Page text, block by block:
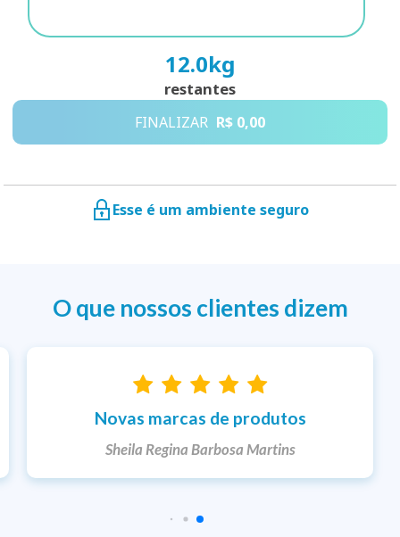
12.0kg
restantes
FINALIZAR R$ 0,00
Esse é um ambiente seguro
O que nossos clientes dizem
Entrega rápida
Ketlem